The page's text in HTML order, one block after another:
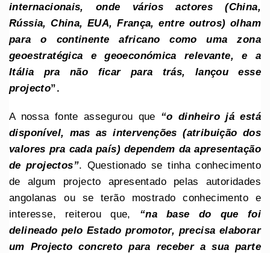
internacionais, onde vários actores (China,
Rússia, China, EUA, França, entre outros) olham
para o continente africano como uma zona
geoestratégica e geoeconómica relevante, e a
Itália pra não ficar para trás, lançou esse
projecto”.
A nossa fonte assegurou que “o dinheiro já está
disponível, mas as intervenções (atribuição dos
valores pra cada país) dependem da apresentação
de projectos”. Questionado se tinha conhecimento
de algum projecto apresentado pelas autoridades
angolanas ou se terão mostrado conhecimento e
interesse, reiterou que, “na base do que foi
delineado pelo Estado promotor, precisa elaborar
um Projecto concreto para receber a sua parte